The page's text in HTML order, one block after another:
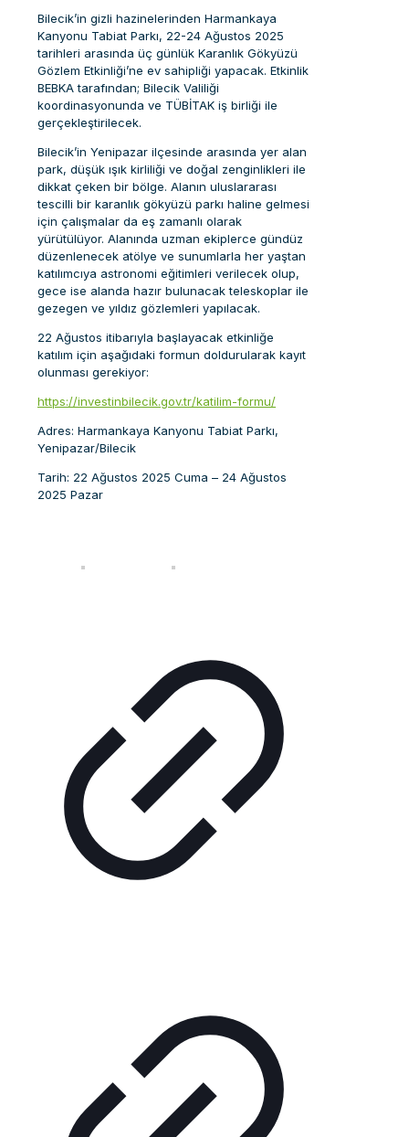
Bilecik’in gizli hazinelerinden Harmankaya
Kanyonu Tabiat Parkı, 22-24 Ağustos 2025
tarihleri arasında üç günlük Karanlık Gökyüzü
Gözlem Etkinliği’ne ev sahipliği yapacak. Etkinlik
BEBKA tarafından; Bilecik Valiliği
koordinasyonunda ve TÜBİTAK iş birliği ile
gerçekleştirilecek.
Bilecik’in Yenipazar ilçesinde arasında yer alan
park, düşük ışık kirliliği ve doğal zenginlikleri ile
dikkat çeken bir bölge. Alanın uluslararası
tescilli bir karanlık gökyüzü parkı haline gelmesi
için çalışmalar da eş zamanlı olarak
yürütülüyor. Alanında uzman ekiplerce gündüz
düzenlenecek atölye ve sunumlarla her yaştan
katılımcıya astronomi eğitimleri verilecek olup,
gece ise alanda hazır bulunacak teleskoplar ile
gezegen ve yıldız gözlemleri yapılacak.
22 Ağustos itibarıyla başlayacak etkinliğe
katılım için aşağıdaki formun doldurularak kayıt
olunması gerekiyor:
https://investinbilecik.gov.tr/katilim-formu/
Adres: Harmankaya Kanyonu Tabiat Parkı,
Yenipazar/Bilecik
Tarih: 22 Ağustos 2025 Cuma – 24 Ağustos
2025 Pazar